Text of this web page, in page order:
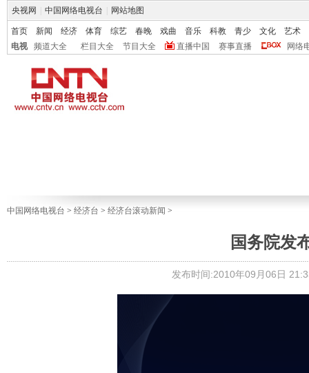
央视网 中国网络电视台 网站地图
首页 新闻 经济 体育 综艺 春晚 戏曲 音乐 科教 青少 文化
艺术
电视
频道大全 栏目大全 节目大全 直播中国 赛事直播 网络
中国网络电视台 > 经济台 > 经济台滚动新闻 >
国务院发
发布时间:2010年09月06日